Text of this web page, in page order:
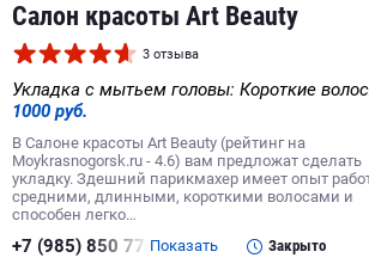
Салон красоты Art Beauty
3 отзыва
Укладка с мытьем головы: Короткие
1000 руб.
В Салоне красоты Art Beauty (рейтинг на
Moykrasnogorsk.ru - 4.6) вам предложат сделать
укладку. Здешний парикмахер имеет опыт
средними, длинными, короткими волосами и
способен легко…
+7 (985) 850 77 Показать Закрыто